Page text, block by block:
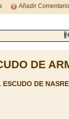
Añadir Comentario
DE
DE